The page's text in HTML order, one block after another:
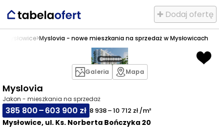
✚ Dodaj ofertę
Mysłowice>Myslovia - nowe mieszkania na sprzedaż w Mysłowicach
Myslovia
Jakon - mieszkania na sprzedaż
385 800 – 603 900 zł 8 938 – 10 712 zł /m²
Mysłowice, ul. Ks. Norberta Bończyka 20
Galeria Mapa